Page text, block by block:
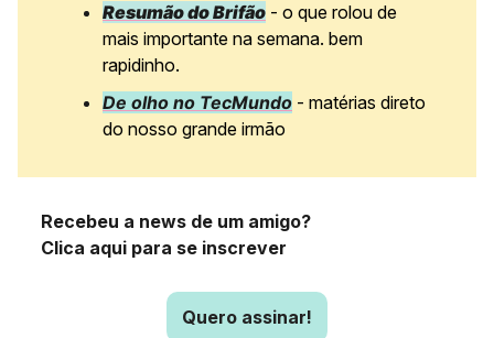
Resumão do Brifão - o que rolou de
mais importante na semana. bem
rapidinho.
De olho no TecMundo - matérias direto
do nosso grande irmão
Recebeu a news de um amigo?
Clica aqui para se inscrever
Quero assinar!